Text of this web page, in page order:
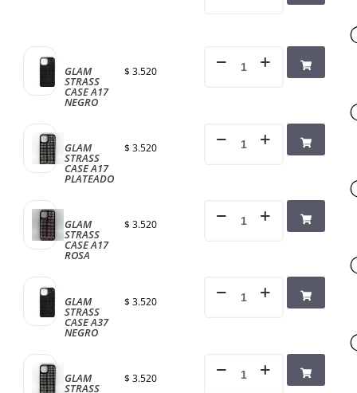
GLAM
STRASS
CASE A17
NEGRO
$ 3.520
GLAM
STRASS
CASE A17
PLATEADO
$ 3.520
GLAM
STRASS
CASE A17
ROSA
$ 3.520
GLAM
STRASS
CASE A37
NEGRO
$ 3.520
GLAM
STRASS
$ 3.520